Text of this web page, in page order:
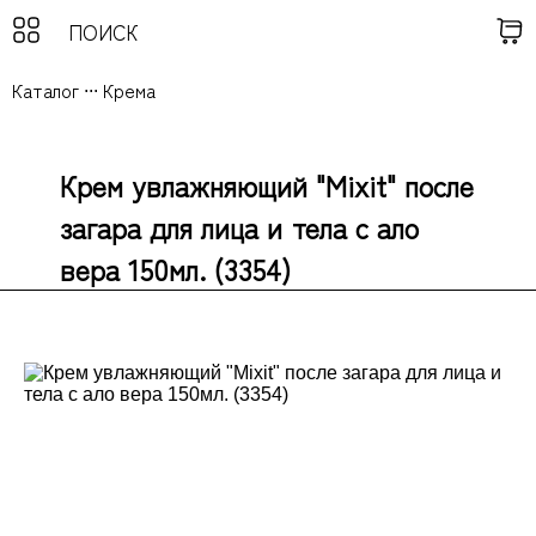
Каталог ... Крема
Крем увлажняющий "Mixit" после
загара для лица и тела с ало
вера 150мл. (3354)